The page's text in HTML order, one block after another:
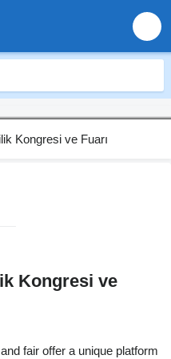
Kongresi ve
fair offer a unique platform